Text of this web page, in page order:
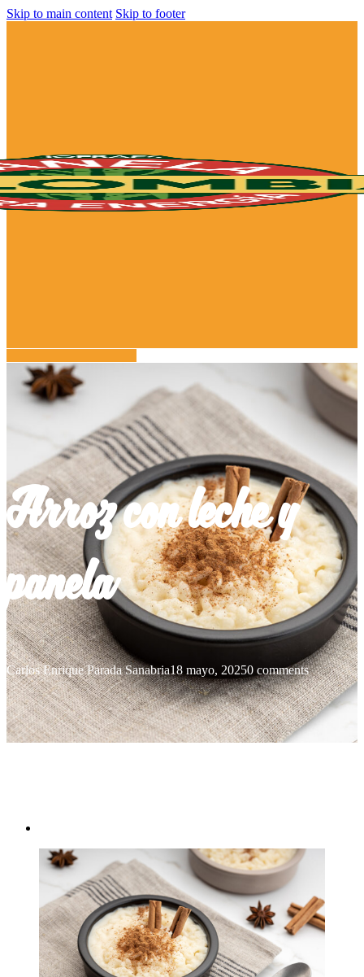
Skip to main content Skip to footer
Arroz con leche y
panela
Carlos Enrique Parada Sanabria18 mayo, 20250 comments